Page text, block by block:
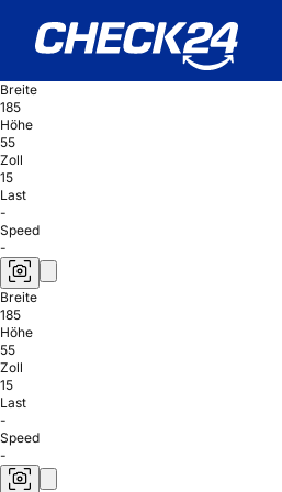
Breite
185
Höhe
55
Zoll
15
Last
-
Speed
-
Breite
185
Höhe
55
Zoll
15
Last
-
Speed
-